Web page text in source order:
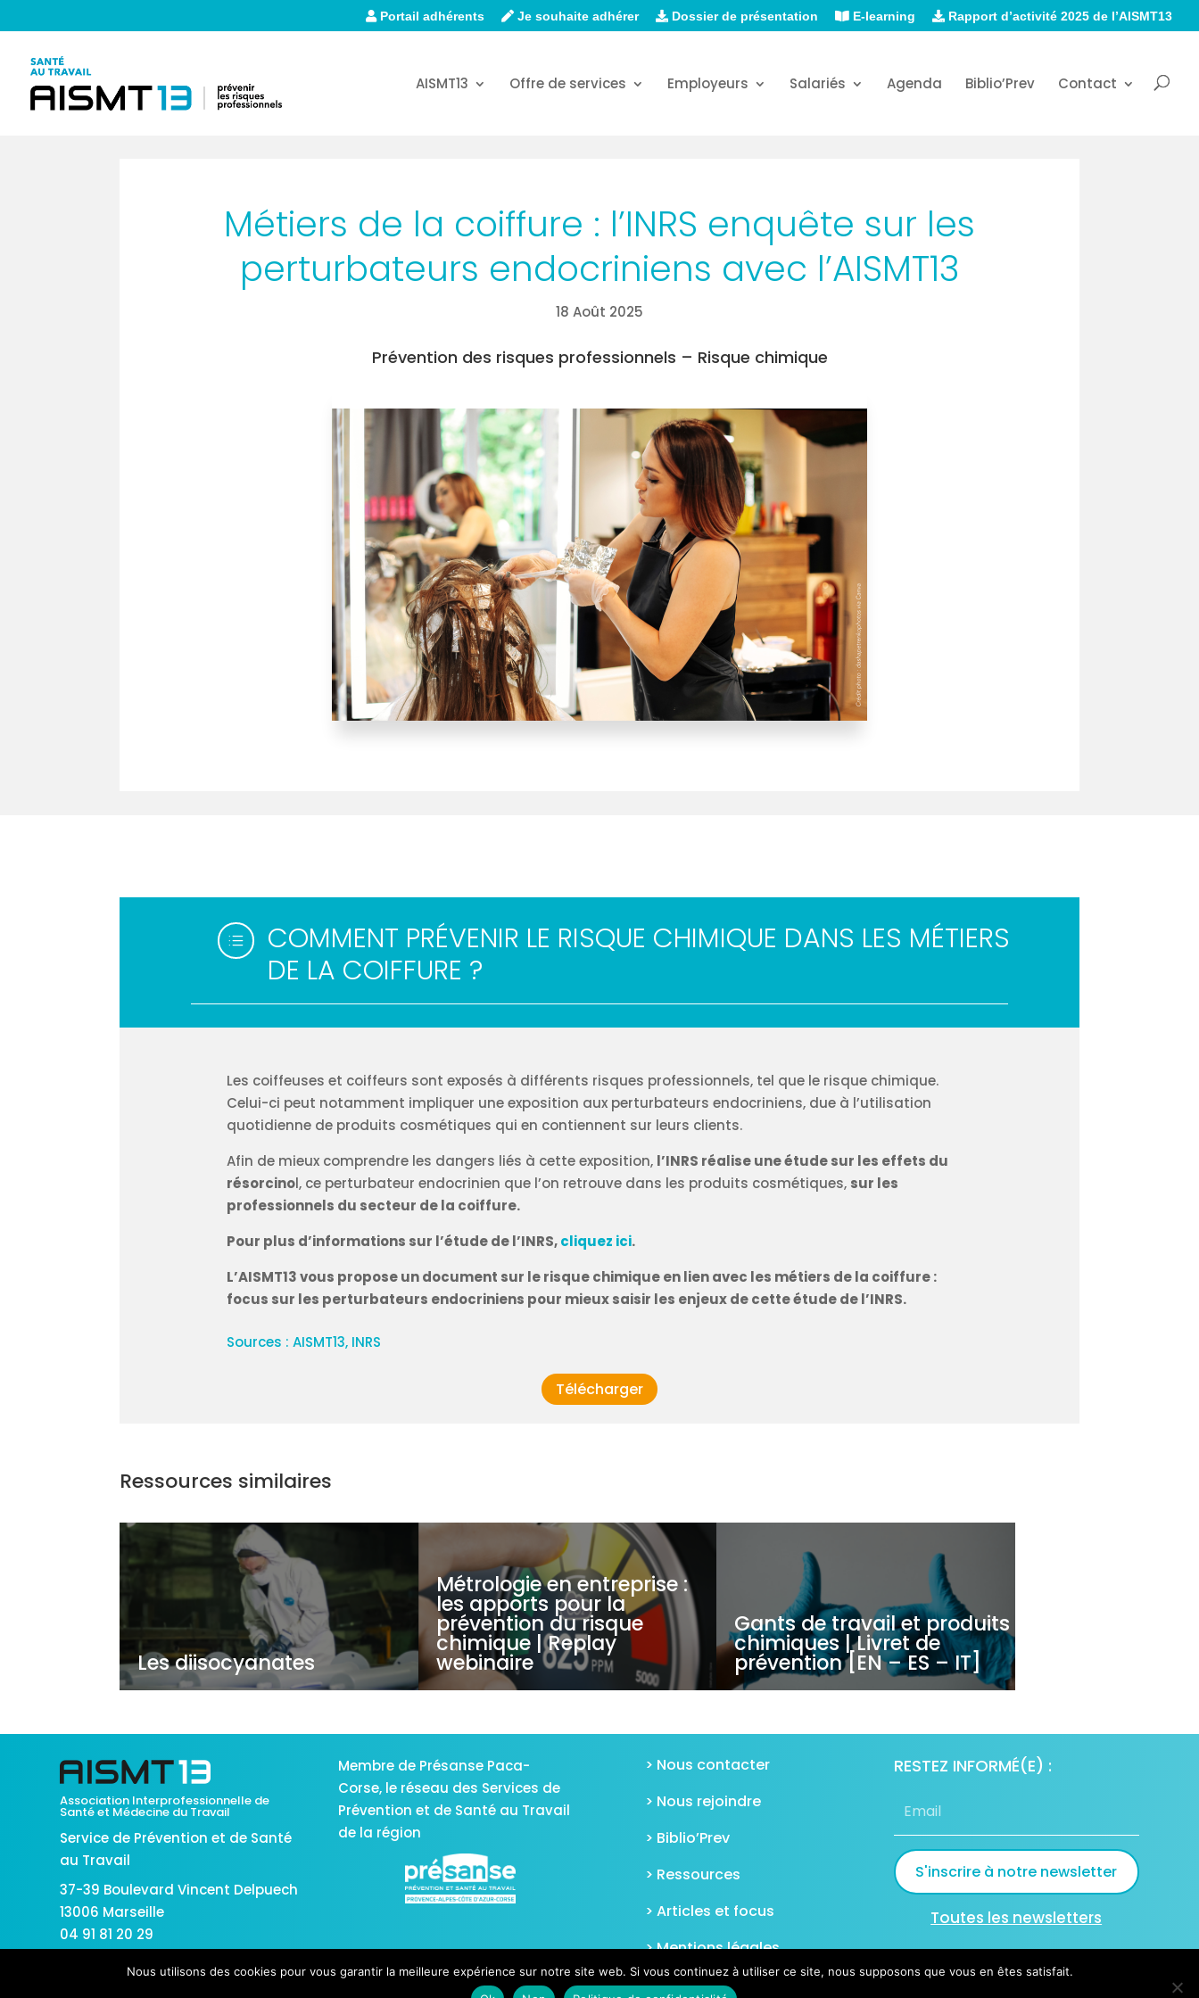
Portail adhérents Je souhaite adhérer Dossier de présentation E-learning Rapport d’activité 2025 de l’AISMT13
AISMT13 Offre de services Employeurs Salariés Agenda Biblio’Prev Contact
Métiers de la coiffure : l’INRS enquête sur les
perturbateurs endocriniens avec l’AISMT13
18 Août 2025
Prévention des risques professionnels – Risque chimique
d
COMMENT PRÉVENIR LE RISQUE CHIMIQUE DANS LES MÉTIERS
DE LA COIFFURE ?
Les coiffeuses et coiffeurs sont exposés à différents risques professionnels, tel que le risque chimique.
Celui-ci peut notamment impliquer une exposition aux perturbateurs endocriniens, due à l’utilisation
quotidienne de produits cosmétiques qui en contiennent sur leurs clients.
Afin de mieux comprendre les dangers liés à cette exposition, l’INRS réalise une étude sur les effets du
résorcinol, ce perturbateur endocrinien que l’on retrouve dans les produits cosmétiques, sur les
professionnels du secteur de la coiffure.
Pour plus d’informations sur l’étude de l’INRS,cliquez ici.
L’AISMT13 vous propose un document sur le risque chimique en lien avec les métiers de la coiffure :
focus sur les perturbateurs endocriniens pour mieux saisir les enjeux de cette étude de l’INRS.
Sources : AISMT13, INRS
Télécharger
Ressources similaires
Les diisocyanates
Métrologie en entreprise :
les apports pour la
prévention du risque
chimique | Replay
webinaire
Gants de travail et produits
chimiques | Livret de
prévention [EN – ES – IT]
Association Interprofessionnelle de
Santé et Médecine du Travail
Service de Prévention et de Santé
au Travail
37-39 Boulevard Vincent Delpuech
13006 Marseille
04 91 81 20 29
Membre de Présanse Paca-
Corse, le réseau des Services de
Prévention et de Santé au Travail
de la région
> Nous contacter
> Nous rejoindre
> Biblio’Prev
> Ressources
> Articles et focus
> Mentions légales
RESTEZ INFORMÉ(E) :
S'inscrire à notre newsletter
Toutes les newsletters
Nous utilisons des cookies pour vous garantir la meilleure expérience sur notre site web. Si vous continuez à utiliser ce site, nous supposons que vous en êtes satisfait.